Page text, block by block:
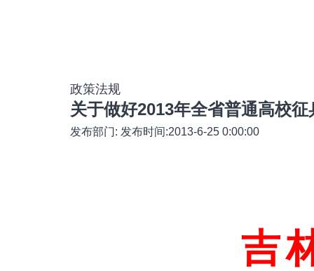
政策法规
关于做好2013年全省普通高校
发布部门: 发布时间:2013-6-25 0:00:00
吉